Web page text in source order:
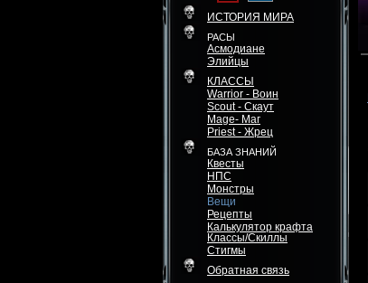
ИСТОРИЯ МИРА
РАСЫ
Асмодиане
Элийцы
КЛАССЫ
Warrior - Воин
Scout - Скаут
Mage- Маг
Priest - Жрец
БАЗА ЗНАНИЙ
Квесты
НПС
Монстры
Вещи
Рецепты
Калькулятор крафта
Классы/Скиллы
Стигмы
Обратная связь